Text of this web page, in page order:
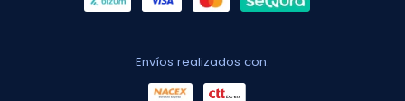
Envíos realizados con: